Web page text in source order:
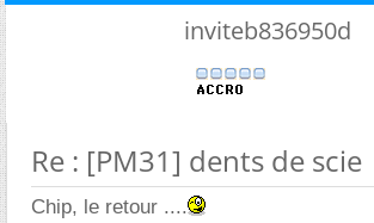
inviteb836950d
Re : [PM31] dents de scie
Chip, le retour ....